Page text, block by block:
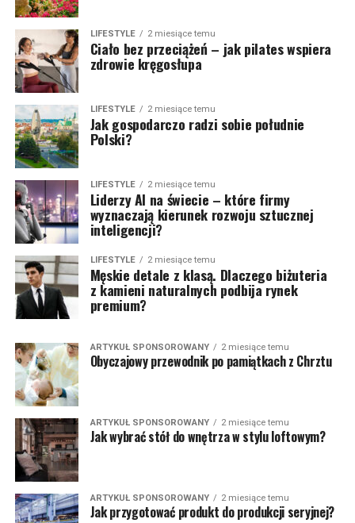
LIFESTYLE 2 miesiące temu
Ciało bez przeciążeń – jak pilates wspiera
zdrowie kręgosłupa
LIFESTYLE 2 miesiące temu
Jak gospodarczo radzi sobie południe
Polski?
LIFESTYLE 2 miesiące temu
Liderzy AI na świecie – które firmy
wyznaczają kierunek rozwoju sztucznej
inteligencji?
LIFESTYLE 2 miesiące temu
Męskie detale z klasą. Dlaczego biżuteria
z kamieni naturalnych podbija rynek
premium?
ARTYKUŁ SPONSOROWANY 2 miesiące temu
Obyczajowy przewodnik po pamiątkach z Chrztu
ARTYKUŁ SPONSOROWANY 2 miesiące temu
Jak wybrać stół do wnętrza w stylu loftowym?
ARTYKUŁ SPONSOROWANY 2 miesiące temu
Jak przygotować produkt do produkcji seryjnej?